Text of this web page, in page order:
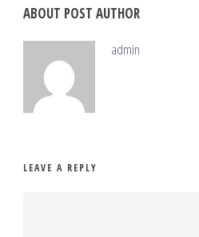
ABOUT POST AUTHOR
admin
LEAVE A REPLY